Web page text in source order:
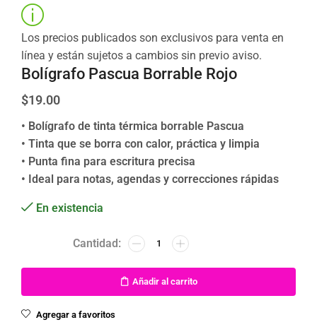
Los precios publicados son exclusivos para venta en
línea y están sujetos a cambios sin previo aviso.
Bolígrafo Pascua Borrable Rojo
$19.00
• Bolígrafo de tinta térmica borrable Pascua
• Tinta que se borra con calor, práctica y limpia
• Punta fina para escritura precisa
• Ideal para notas, agendas y correcciones rápidas
En existencia
Añadir al carrito
Agregar a favoritos